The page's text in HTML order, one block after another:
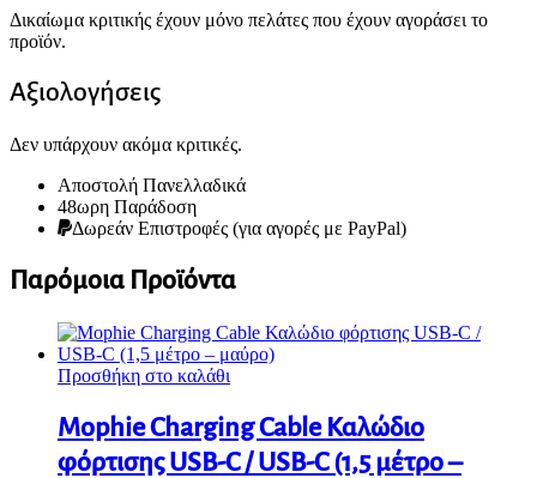
Δικαίωμα κριτικής έχουν μόνο πελάτες που έχουν αγοράσει το
προϊόν.
Αξιολογήσεις
Δεν υπάρχουν ακόμα κριτικές.
Αποστολή Πανελλαδικά
48ωρη Παράδοση
Δωρεάν Eπιστροφές (για αγορές με PayPal)
Παρόμοια Προϊόντα
Προσθήκη στο καλάθι
Mophie Charging Cable Καλώδιο
φόρτισης USB-C / USB-C (1,5 μέτρο –